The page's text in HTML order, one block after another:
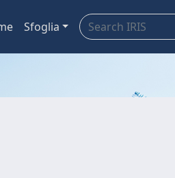
Sfoglia